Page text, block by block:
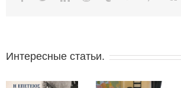
Интересные статьи.